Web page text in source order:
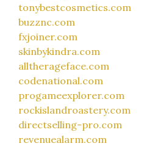
tonybestcosmetics.com
buzznc.com
fxjoiner.com
skinbykindra.com
alltherageface.com
codenational.com
progameexplorer.com
rockislandroastery.com
directselling-pro.com
revenuealarm.com